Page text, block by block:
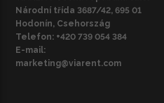
Národní třída 3687/42, 695 01
Hodonín, Csehország
Telefon: +420 739 054 384
E-mail:
marketing@viarent.com